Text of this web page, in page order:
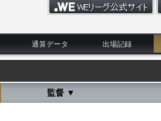
通算データ 出場記録
監督 ▼